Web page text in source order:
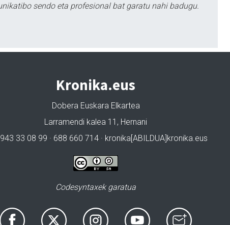
sendo eta profesional bat garatu nahi badugu.
Kronika.eus
Dobera Euskara Elkartea
Larramendi kalea 11, Hernani
33 08 99 · 688 660 714 · kronika[ABILDUA]kronika.eus
Codesyntaxek garatua